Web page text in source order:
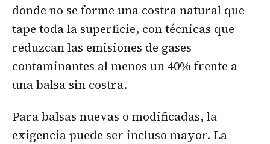
donde no se forme una costra natural que
tape toda la superficie, con técnicas que
reduzcan las emisiones de gases
contaminantes al menos un 40% frente a
una balsa sin costra.
Para balsas nuevas o modificadas, la
exigencia puede ser incluso mayor. La